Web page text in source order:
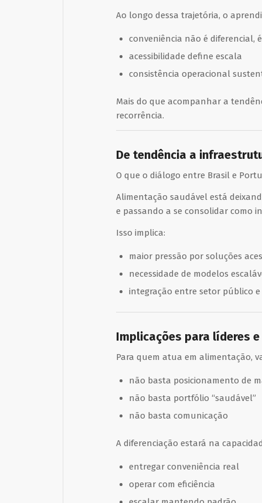
Ao longo dessa trajetória, o
conveniência não é diferencial,
acessibilidade define escala
consistência operacional
Mais do que acompanhar a
recorrência.
De tendência a
O que o diálogo entre Brasil e
Alimentação saudável está
e passando a se consolidar como
Isso implica:
maior pressão por soluções
necessidade de modelos
integração entre setor público e
Implicações para líderes
Para quem atua em alimentação,
não basta posicionamento de
não basta portfólio “saudável”
não basta comunicação
A diferenciação estará na
entregar conveniência real
operar com eficiência